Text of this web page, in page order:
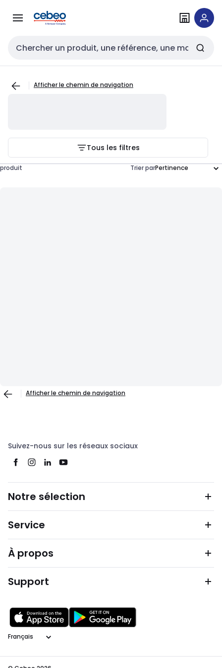
navigationau
Entrée de recherche
Afficher le chemin de navigation
Tous les filtres
produit Trier par
Afficher le chemin de navigation
Suivez-nous sur les réseaux sociaux
Notre sélection
Service
À propos
Support
Langage